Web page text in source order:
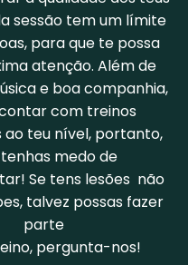
sessão tem um límite
para que te possa
atenção. Além de
e boa companhia,
com treinos
teu nível, portanto,
medo de
Se tens lesões não
talvez possas fazer
parte
pergunta-nos!